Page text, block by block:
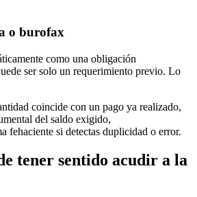
o burofax
como una obligación
ser solo un requerimiento previo. Lo
coincide con un pago ya realizado,
del saldo exigido,
fehaciente si detectas duplicidad o error.
tener sentido acudir a la